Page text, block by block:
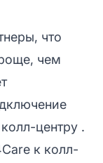
что
чем
колл-центру .
к колл-